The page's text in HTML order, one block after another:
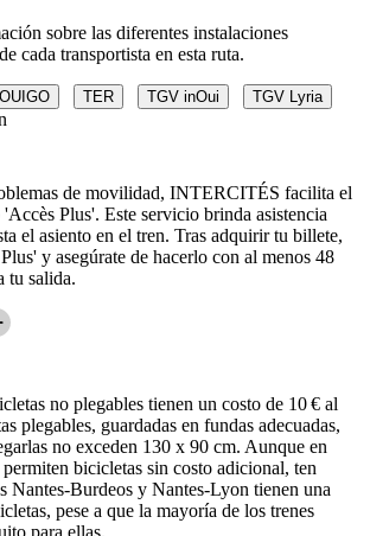
sobre las diferentes instalaciones
cada transportista en esta ruta.
OUIGO TER TGV inOui TGV Lyria
de movilidad, INTERCITÉS facilita el
Plus'. Este servicio brinda asistencia
el asiento en el tren. Tras adquirir tu billete,
y asegúrate de hacerlo con al menos 48
tu salida.
no plegables tienen un costo de 10 € al
plegables, guardadas en fundas adecuadas,
no exceden 130 x 90 cm. Aunque en
bicicletas sin costo adicional, ten
Nantes-Burdeos y Nantes-Lyon tienen una
pese a que la mayoría de los trenes